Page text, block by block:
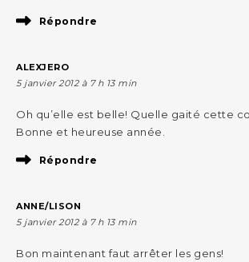
Répondre
ALEXJERO
5 janvier 2012 à 7 h 13 min
Oh qu’elle est belle! Quelle gaité cette
Bonne et heureuse année.
Répondre
ANNE/LISON
5 janvier 2012 à 7 h 13 min
Bon maintenant faut arrêter les gens!